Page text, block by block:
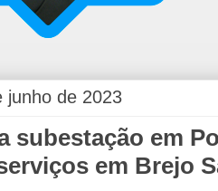
junho de 2023
subestação em
em Brejo